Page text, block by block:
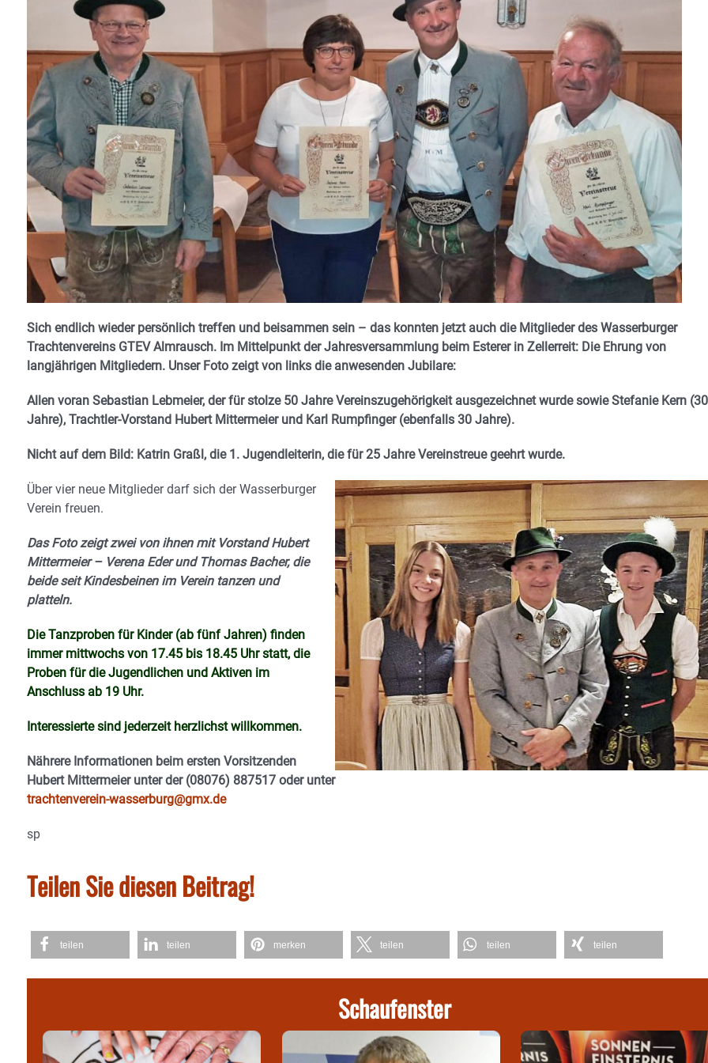
Sich endlich wieder persönlich treffen und beisammen sein – das konnten jetzt auch die Mitglieder des Wasserburger
Trachtenvereins GTEV Almrausch. Im Mittelpunkt der Jahresversammlung beim Esterer in Zellerreit: Die Ehrung von
langjährigen Mitgliedern. Unser Foto zeigt von links die anwesenden Jubilare:
Allen voran Sebastian Lebmeier, der für stolze 50 Jahre Vereinszugehörigkeit ausgezeichnet wurde sowie Stefanie Kern (30
Jahre), Trachtler-Vorstand Hubert Mittermeier und Karl Rumpfinger (ebenfalls 30 Jahre).
Nicht auf dem Bild: Katrin Graßl, die 1. Jugendleiterin, die für 25 Jahre Vereinstreue geehrt wurde.
Über vier neue Mitglieder darf sich der Wasserburger
Verein freuen.
Das Foto zeigt zwei von ihnen mit Vorstand Hubert
Mittermeier – Verena Eder und Thomas Bacher, die
beide seit Kindesbeinen im Verein tanzen und
platteln.
Die Tanzproben für Kinder (ab fünf Jahren) finden
immer mittwochs von 17.45 bis 18.45 Uhr statt, die
Proben für dieJugendlichen und Aktiven im
Anschluss ab 19 Uhr.
Interessierte sind jederzeit herzlichst willkommen.
Nährere Informationen beim ersten Vorsitzenden
Hubert Mittermeier unter der (08076) 887517 oder unter
trachtenverein-wasserburg@gmx.de
sp
Teilen Sie diesen Beitrag!
teilen teilen merken teilen teilen teilen
Schaufenster